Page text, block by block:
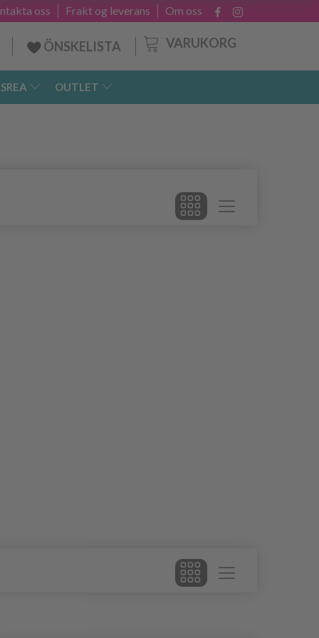
Om oss
Frakt og leverans
oss
VARUKORG
ÖNSKELISTA
OUTLET